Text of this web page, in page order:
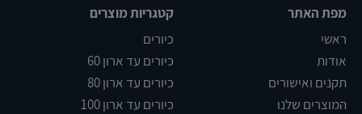
מפת האתר
ראשי
אודות
תקנים ואישורים
המוצרים שלנו
קטגריות מוצרים
כיורים
כיורים עד ארון 60
כיורים עד ארון 80
כיורים עד ארון 100